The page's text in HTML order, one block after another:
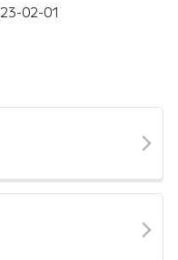
02-01